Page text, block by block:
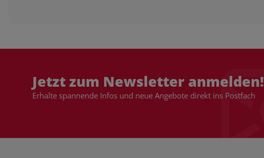
Jetzt zum Newsletter anmelden!
Erhalte spannende Infos und neue Angebote direkt ins Postfach